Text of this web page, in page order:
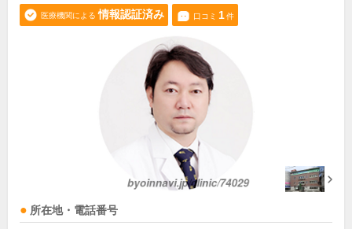
医療機関による 情報認証済み 口コミ 1件
所在地・電話番号